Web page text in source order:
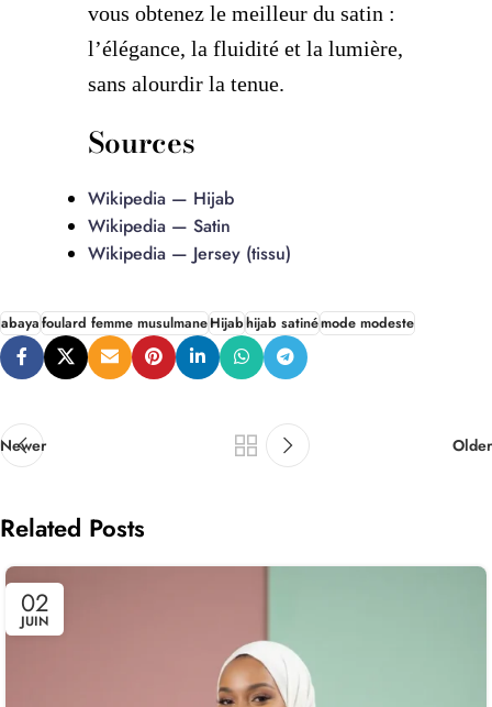
vous obtenez le meilleur du satin :
l’élégance, la fluidité et la lumière,
sans alourdir la tenue.
Sources
Wikipedia — Hijab
Wikipedia — Satin
Wikipedia — Jersey (tissu)
abayafoulard femme musulmaneHijabhijab satinémode modeste
Newer Older
Related Posts
02
JUIN